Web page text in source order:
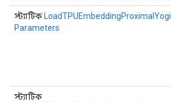
স্ট্যাটিক LoadTPUEmbeddingProximalYogi
Parameters
স্ট্যাটিক